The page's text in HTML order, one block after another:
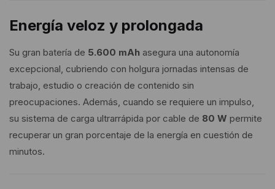
Energía veloz y prolongada
Su gran batería de 5.600 mAh asegura una autonomía
excepcional, cubriendo con holgura jornadas intensas de
trabajo, estudio o creación de contenido sin
preocupaciones. Además, cuando se requiere un impulso,
su sistema de carga ultrarrápida por cable de 80 W permite
recuperar un gran porcentaje de la energía en cuestión de
minutos.